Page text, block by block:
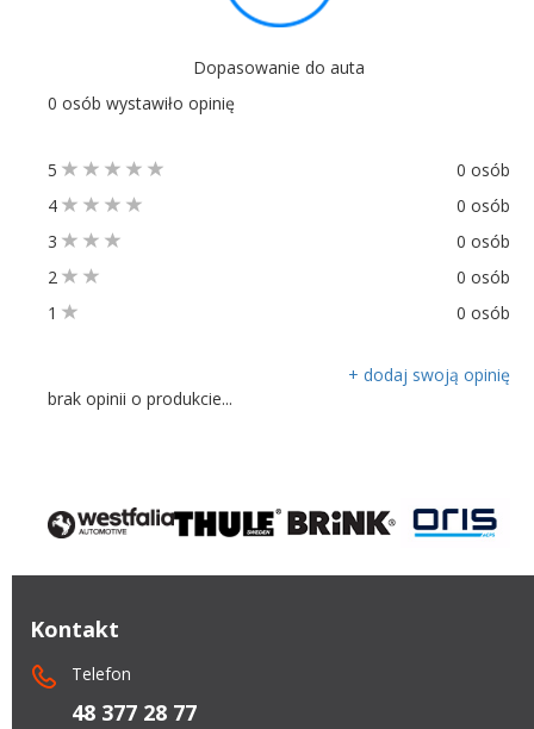
Dopasowanie do auta
0 osób wystawiło opinię
5
0 osób
4
0 osób
3
0 osób
2
0 osób
1
0 osób
+ dodaj swoją opinię
brak opinii o produkcie...
Kontakt
Telefon
48 377 28 77